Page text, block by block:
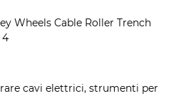
cavi elettrici, strumenti per